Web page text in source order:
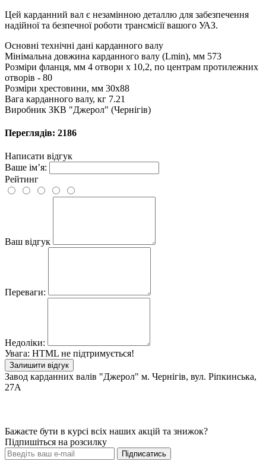
Цей карданний вал є незамінною деталлю для забезпечення
надійної та безпечної роботи трансмісії вашого УАЗ.
Основні технічні дані карданного валу
Мінімальна довжина карданного валу (Lmin), мм 573
Розміри фланця, мм 4 отвори х 10,2, по центрам протилежних
отворів - 80
Розміри хрестовини, мм 30х88
Вага карданного валу, кг 7.21
Виробник ЗКВ "Джерол" (Чернігів)
Переглядів: 2186
Написати відгук
Ваше ім’я:
Рейтинг
Ваш відгук
Переваги:
Недоліки:
Увага: HTML не підтримується!
Залишити відгук
Завод карданних валів "Джерол" м. Чернігів, вул. Ріпкинська,
27А
Бажаєте бути в курсі всіх наших акцій та знижок?
Підпишіться на розсилку
Підписатись